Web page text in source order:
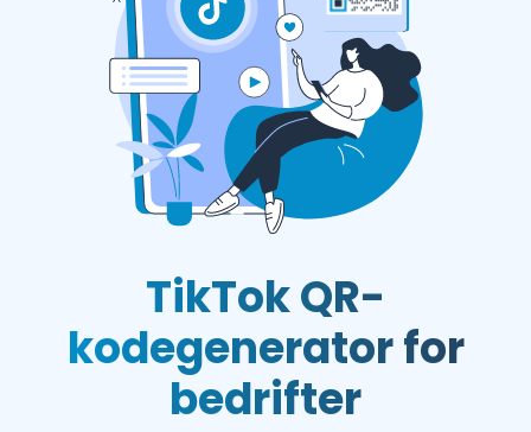
TikTok QR-
kodegenerator for
bedrifter